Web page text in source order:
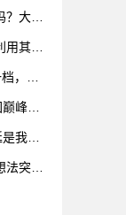
大史
其商
，阿
峰期
我为
突然